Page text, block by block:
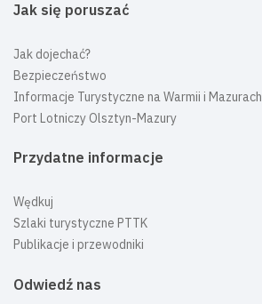
Jak się poruszać
Jak dojechać?
Bezpieczeństwo
Informacje Turystyczne na Warmii i Mazurach
Port Lotniczy Olsztyn-Mazury
Przydatne informacje
Wędkuj
Szlaki turystyczne PTTK
Publikacje i przewodniki
Odwiedź nas